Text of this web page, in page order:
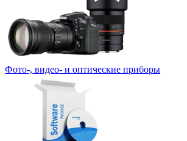
Фото-, видео- и оптические приборы